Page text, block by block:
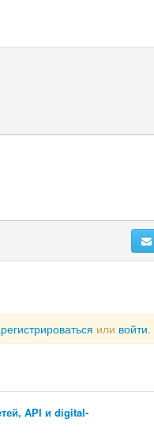
или войти.
API и digital-